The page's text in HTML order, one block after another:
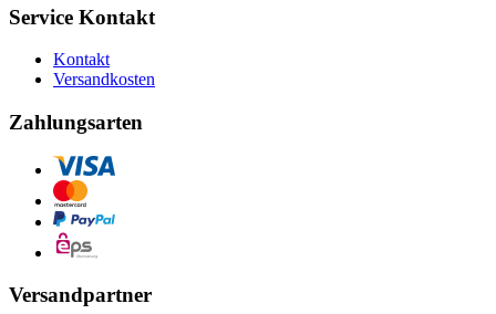
Service Kontakt
Kontakt
Versandkosten
Zahlungsarten
Versandpartner